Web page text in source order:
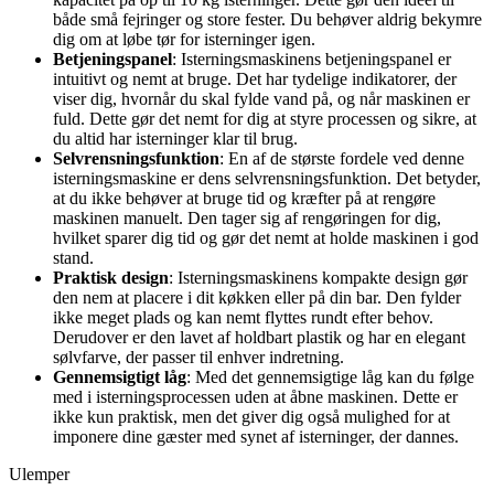
både små fejringer og store fester. Du behøver aldrig bekymre
dig om at løbe tør for isterninger igen.
Betjeningspanel: Isterningsmaskinens betjeningspanel er
intuitivt og nemt at bruge. Det har tydelige indikatorer, der
viser dig, hvornår du skal fylde vand på, og når maskinen er
fuld. Dette gør det nemt for dig at styre processen og sikre, at
du altid har isterninger klar til brug.
Selvrensningsfunktion: En af de største fordele ved denne
isterningsmaskine er dens selvrensningsfunktion. Det betyder,
at du ikke behøver at bruge tid og kræfter på at rengøre
maskinen manuelt. Den tager sig af rengøringen for dig,
hvilket sparer dig tid og gør det nemt at holde maskinen i god
stand.
Praktisk design: Isterningsmaskinens kompakte design gør
den nem at placere i dit køkken eller på din bar. Den fylder
ikke meget plads og kan nemt flyttes rundt efter behov.
Derudover er den lavet af holdbart plastik og har en elegant
sølvfarve, der passer til enhver indretning.
Gennemsigtigt låg: Med det gennemsigtige låg kan du følge
med i isterningsprocessen uden at åbne maskinen. Dette er
ikke kun praktisk, men det giver dig også mulighed for at
imponere dine gæster med synet af isterninger, der dannes.
Ulemper